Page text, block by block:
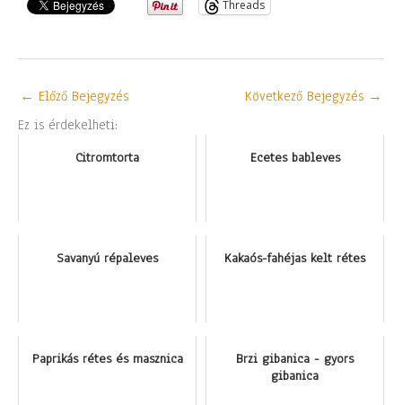
Threads
← Előző Bejegyzés Következő Bejegyzés →
Ez is érdekelheti:
Citromtorta Ecetes bableves
Savanyú répaleves Kakaós-fahéjas kelt rétes
Paprikás rétes és masznica
Brzi gibanica - gyors
gibanica